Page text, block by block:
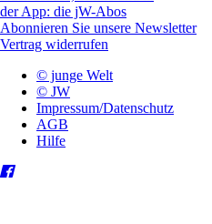
der App: die jW-Abos
Abonnieren Sie unsere Newsletter
Vertrag widerrufen
© junge Welt
© JW
Impressum/Datenschutz
AGB
Hilfe